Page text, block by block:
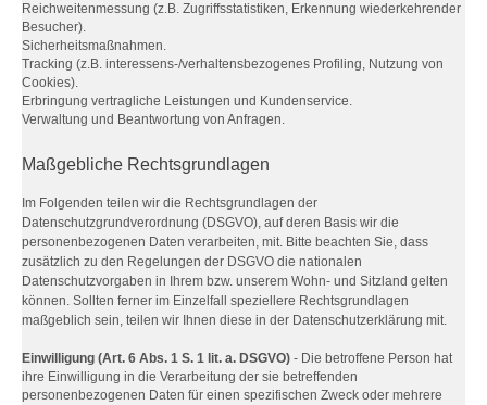
Reichweitenmessung (z.B. Zugriffsstatistiken, Erkennung wiederkehrender
Besucher).
Sicherheitsmaßnahmen.
Tracking (z.B. interessens-/verhaltensbezogenes Profiling, Nutzung von
Cookies).
Erbringung vertragliche Leistungen und Kundenservice.
Verwaltung und Beantwortung von Anfragen.
Maßgebliche Rechtsgrundlagen
Im Folgenden teilen wir die Rechtsgrundlagen der
Datenschutzgrundverordnung (DSGVO), auf deren Basis wir die
personenbezogenen Daten verarbeiten, mit. Bitte beachten Sie, dass
zusätzlich zu den Regelungen der DSGVO die nationalen
Datenschutzvorgaben in Ihrem bzw. unserem Wohn- und Sitzland gelten
können. Sollten ferner im Einzelfall speziellere Rechtsgrundlagen
maßgeblich sein, teilen wir Ihnen diese in der Datenschutzerklärung mit.
Einwilligung (Art. 6 Abs. 1 S. 1 lit. a. DSGVO) - Die betroffene Person hat
ihre Einwilligung in die Verarbeitung der sie betreffenden
personenbezogenen Daten für einen spezifischen Zweck oder mehrere